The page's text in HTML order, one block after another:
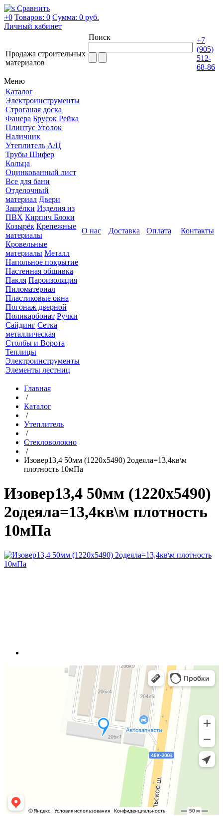
Сравнить
+0 Товаров: 0 Сумма: 0 руб.
Личный кабинет
Продажа строительных
материалов
Поиск
+7
(905)
512-
68-86
Меню
Каталог
Электроинструменты
Строганая доска
Фанера Брусок Рейка
Плинтус Уголок
Наличник
Утеплитель А/Ц
Трубы Шифер
Кольца
Оцинкованный лист
Все для бани
Отделочный
материал Двери
Защёлки Изделия из
ПВХ Кирпич Блоки
Козырёк Крепежные
материалы
Кровельные
материалы Металл
Напольное покрытие
Настенная обшивка
Пакля Пароизоляция
Пиломатериал
Пластиковые окна
Погонаж дверной
Поликарбонат Ручки
Сайдинг Сетка
металлическая
Столбы и Ворота
Теплицы
Электроинструменты
Элементы лестниц
О нас Доставка Оплата Контакты
Главная
/
Каталог
/
Утеплитель
/
Стекловолокно
/
Изовер13,4 50мм (1220х5490) 2одеяла=13,4кв\м
плотность 10мПа
Изовер13,4 50мм (1220х5490)
2одеяла=13,4кв\м плотность
10мПа